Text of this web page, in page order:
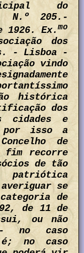
do
N.º 205.-
1926. Ex.mo
dos
- Lisboa -
vindo
histórica
dos
cidades e
isso a
de
fim recorre
de tão
se
de
de 11 de
ou não
no caso
no caso